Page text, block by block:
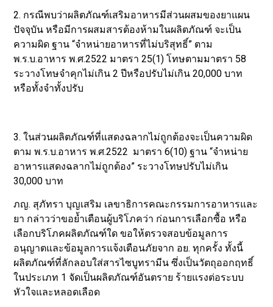
2. กรณีพบว่าผลิตภัณฑ์เสริมอาหารมีส่วนผสมของยาแผน
ปัจจุบัน หรือมีการผสมสารต้องห้ามในผลิตภัณฑ์ จะเป็น
ความผิด ฐาน “จำหน่ายอาหารที่ไม่บริสุทธิ์” ตาม
พ.ร.บ.อาหาร พ.ศ.2522 มาตรา 25(1) โทษตามมาตรา 58
ระวางโทษจำคุกไม่เกิน 2 ปีหรือปรับไม่เกิน 20,000 บาท
หรือทั้งจำทั้งปรับ
3. ในส่วนผลิตภัณฑ์ที่แสดงฉลากไม่ถูกต้องจะเป็นความผิด
ตาม พ.ร.บ.อาหาร พ.ศ.2522 มาตรา 6(10) ฐาน “จำหน่าย
อาหารแสดงฉลากไม่ถูกต้อง” ระวางโทษปรับไม่เกิน
30,000 บาท
ภญ. สุภัทรา บุญเสริม เลขาธิการคณะกรรมการอาหารและ
ยา กล่าวว่าขอย้ำเตือนผู้บริโภคว่า ก่อนการเลือกซื้อ หรือ
เลือกบริโภคผลิตภัณฑ์ใด ขอให้ตรวจสอบข้อมูลการ
อนุญาตและข้อมูลการแจ้งเตือนภัยจาก อย. ทุกครั้ง ทั้งนี้
ผลิตภัณฑ์ที่ลักลอบใส่สารไซบูทรามีน ซึ่งเป็นวัตถุออกฤทธิ์
ในประเภท 1 จัดเป็นผลิตภัณฑ์อันตราย ร้ายแรงต่อระบบ
หัวใจและหลอดเลือด